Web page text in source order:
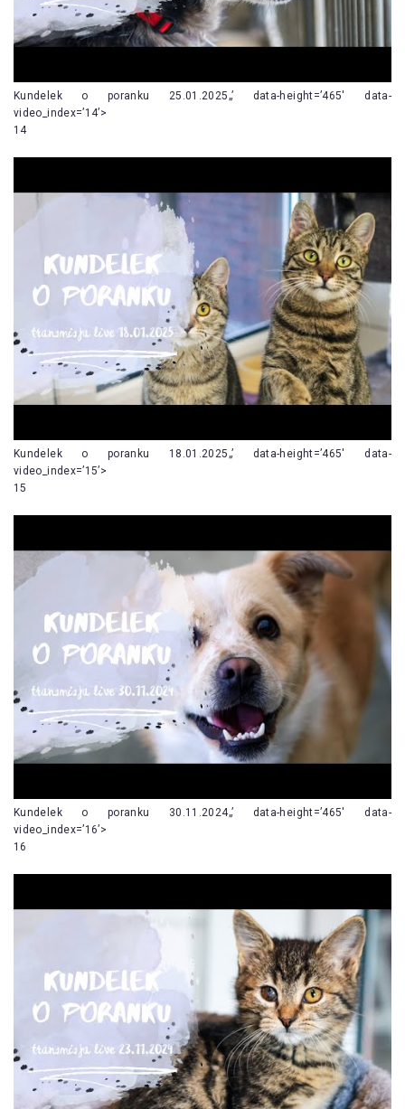
Kundelek o poranku 25.01.2025„’ data-height=’465′ data-
video_index=’14’>
14
Kundelek o poranku 18.01.2025„’ data-height=’465′ data-
video_index=’15’>
15
Kundelek o poranku 30.11.2024„’ data-height=’465′ data-
video_index=’16’>
16